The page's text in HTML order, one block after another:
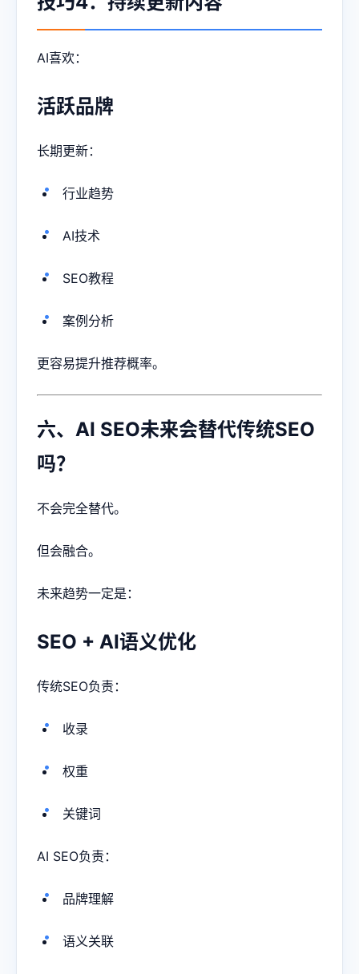
AI喜欢：
活跃品牌
长期更新：
行业趋势
AI技术
SEO教程
案例分析
更容易提升推荐概率。
六、AI SEO未来会替代传统SEO
吗？
不会完全替代。
但会融合。
未来趋势一定是：
SEO + AI语义优化
传统SEO负责：
收录
权重
关键词
AI SEO负责：
品牌理解
语义关联